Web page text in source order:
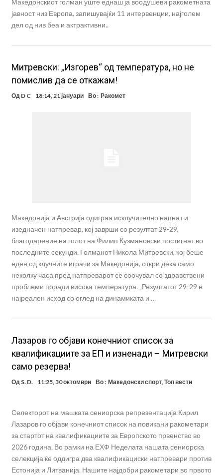
Македонскиот голман уште еднаш ја воодушеви ракометната
јавност низ Европа, запишувајќи 11 интервенции, најголем
дел од нив беа и актрактивни..
Митревски: „Изгорев“ од температура, но не
помислив да се откажам!
Од D C 18:14, 21 јануари Во : Ракомет
Македонија и Австрија одиграа исклучително напнат и
изедначен натпревар, кој заврши со резултат 29-29,
благодарение на голот на Филип Кузмановски постигнат во
последните секунди. Голманот Никола Митревски, кој беше
еден од клучните играчи за Македонија, откри дека само
неколку часа пред натпреварот се соочувал со здравствени
проблеми поради висока температура. „Резултатот 29-29 е
најреален исход со оглед на динамиката и …
Лазаров го објави конечниот список за
квалификациите за ЕП и изненади – Митревски
само резерва!
Од S. D. 11:25, 30 октомври Во : Македонски спорт,Топ вести
Селекторот на машката сениорска репрезентација Кирил
Лазаров го објави конечниот список на повикани ракометари
за стартот на квалификациите за Европското првенство во
2026 година. Во рамки на ЕХФ Неделата нашата сениорска
селекција ќе оддигра два квалификациски натпревари против
Естонија и Литванија. Нашите најдобри ракометари во првото